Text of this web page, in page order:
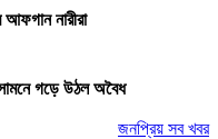
নারীরা
সামনে গড়ে উঠল অবৈধ
জনপ্রিয় সব খবর